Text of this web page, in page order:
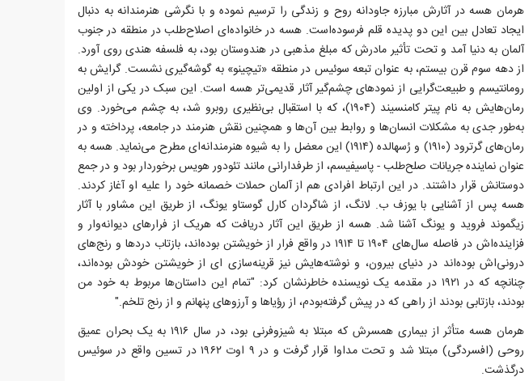
هرمان هسه در آثارش مبارزه جاودانه روح و زندگی را ترسیم نموده و با نگرشی هنرمندانه به دنبال
ایجاد تعادل بین این دو پدیده قلم فرسوده‌است. هسه در خانواده‌ای اصلاح‌طلب در منطقه در جنوب
آلمان به دنیا آمد و تحت تأثیر مادرش که مبلغ مذهبی در هندوستان بود، به فلسفه هندی روی آورد.
از دهه سوم قرن بیستم، به عنوان تبعه سوئیس در منطقه «تیچینو» به گوشه‌گیری نشست. گرایش به
رومانتیسم و طبیعت‌گرایی از نمودهای چشم‌گیر آثار قدیمی‌تر هسه است. این سبک در یکی از اولین
رمان‌هایش به نام پیتر کامنسیند (۱۹۰۴)، که با استقبال بی‌نظیری روبرو شد، به چشم می‌خورد. وی
به‌طور جدی به مشکلات انسان‌ها و روابط بین آن‌ها و همچنین نقش هنرمند در جامعه، پرداخته و در
رمان‌های گرترود (۱۹۱۰) و رُسهالده (۱۹۱۴) این معضل را به شیوه هنرمندانه‌ای مطرح می‌نماید. هسه به
عنوان نماینده جریانات صلح‌طلب - پاسیفیسم، از طرفدارانی مانند تئودور هویس برخوردار بود و در جمع
دوستانش قرار داشتند. در این ارتباط افرادی هم از آلمان حملات خصمانه خود را علیه او آغاز کردند.
هسه پس از آشنایی با یوزف ب. لانگ، از شاگردان کارل گوستاو یونگ، از طریق این مشاور با آثار
زیگموند فروید و یونگ آشنا شد. هسه از طریق این آثار دریافت که هریک از فرارهای دیوانه‌وار و
فزاینده‌اش در فاصله سال‌های ۱۹۰۴ تا ۱۹۱۴ در واقع فرار از خویشتن بوده‌اند، بازتاب دردها و رنج‌های
درونی‌اش بوده‌اند در دنیای بیرون، و نوشته‌هایش نیز قرینه‌سازی ای از خویشتن خودش بوده‌اند،
چنانچه که در ۱۹۲۱ در مقدمه یک نویسنده خاطرنشان کرد: "تمام این داستان‌ها مربوط به خود من
بودند، بازتابی بودند از راهی که در پیش گرفته‌بودم، از رؤیاها و آرزوهای پنهانم و از رنج تلخم."
هرمان هسه متأثر از بیماری همسرش که مبتلا به شیزوفرنی بود، در سال ۱۹۱۶ به یک بحران عمیق
روحی (افسردگی) مبتلا شد و تحت مداوا قرار گرفت و در ۹ اوت ۱۹۶۲ در تسین واقع در سوئیس
درگذشت.